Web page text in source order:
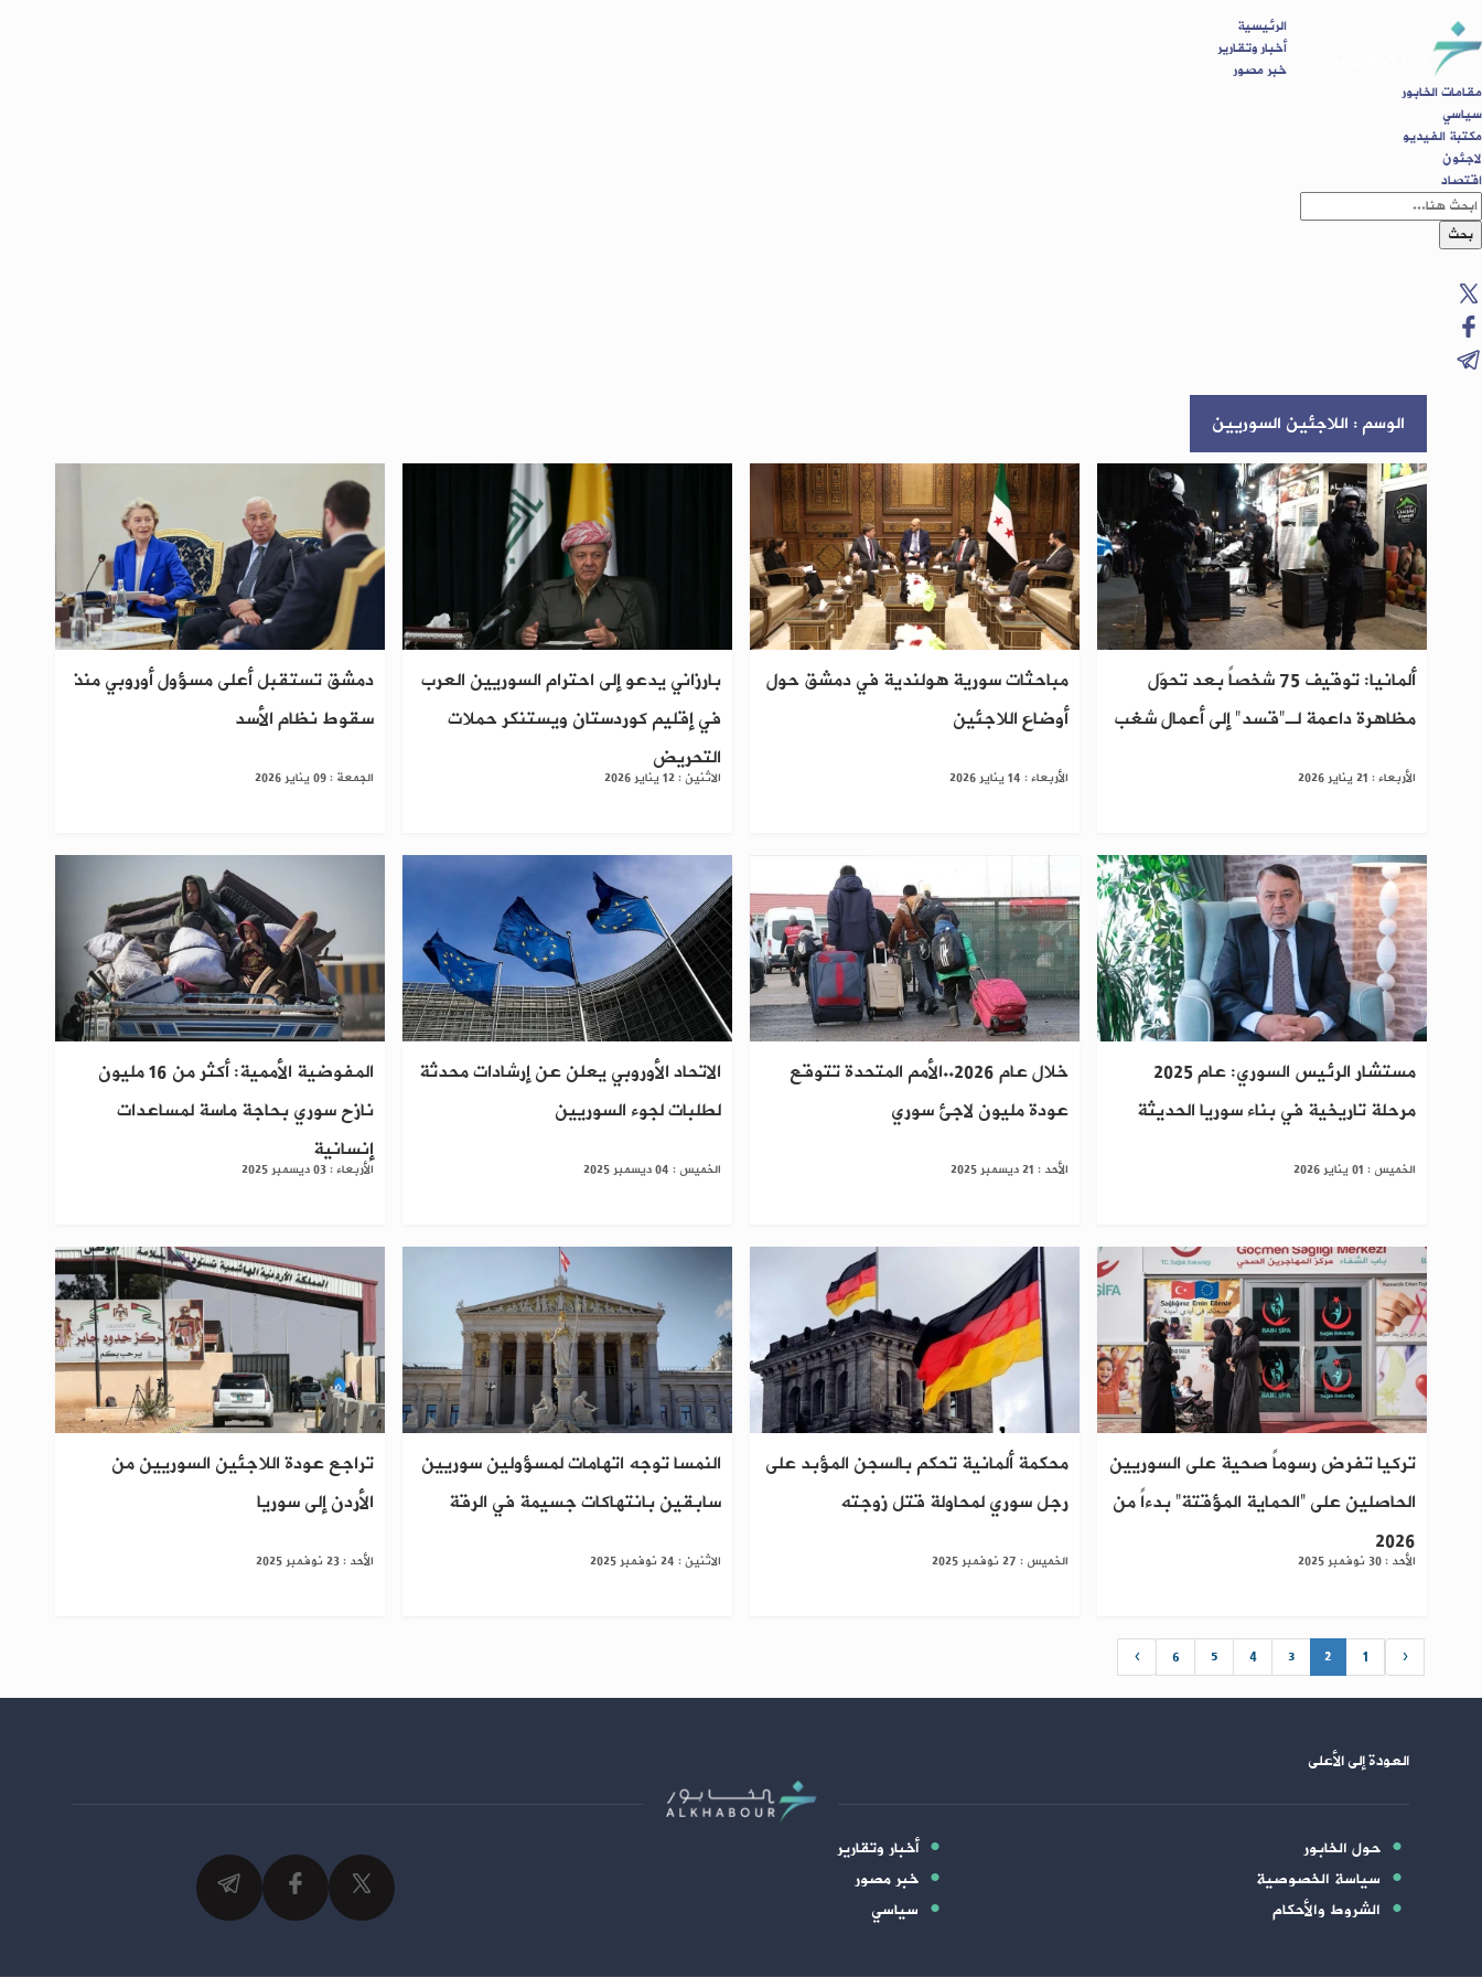
الرئيسية
أخبار وتقارير
خبر مصور
مقامات الخابور
سياسي
مكتبة الفيديو
لاجئون
اقتصاد
بحث
الوسم : اللاجئين السوريين
ألمانيا: توقيف 75 شخصاً بعد تحوّل
مظاهرة داعمة لـ"قسد" إلى أعمال شغب
الأربعاء : 21 يناير 2026
مباحثات سورية هولندية في دمشق حول
أوضاع اللاجئين
الأربعاء : 14 يناير 2026
بارزاني يدعو إلى احترام السوريين العرب
في إقليم كوردستان ويستنكر حملات
التحريض
الاثنين : 12 يناير 2026
دمشق تستقبل أعلى مسؤول أوروبي منذ
سقوط نظام الأسد
الجمعة : 09 يناير 2026
مستشار الرئيس السوري: عام 2025
مرحلة تاريخية في بناء سوريا الحديثة
الخميس : 01 يناير 2026
خلال عام 2026..الأمم المتحدة تتوقع
عودة مليون لاجئ سوري
الأحد : 21 ديسمبر 2025
الاتحاد الأوروبي يعلن عن إرشادات محدثة
لطلبات لجوء السوريين
الخميس : 04 ديسمبر 2025
المفوضية الأممية: أكثر من 16 مليون
نازح سوري بحاجة ماسة لمساعدات
إنسانية
الأربعاء : 03 ديسمبر 2025
تركيا تفرض رسوماً صحية على السوريين
الحاصلين على “الحماية المؤقتة” بدءاً من
2026
الأحد : 30 نوفمبر 2025
محكمة ألمانية تحكم بالسجن المؤبد على
رجل سوري لمحاولة قتل زوجته
الخميس : 27 نوفمبر 2025
النمسا توجه اتهامات لمسؤولين سوريين
سابقين بانتهاكات جسيمة في الرقة
الاثنين : 24 نوفمبر 2025
تراجع عودة اللاجئين السوريين من
الأردن إلى سوريا
الأحد : 23 نوفمبر 2025
‹
1
2
3
4
5
6
›
العودة إلى الأعلى
حول الخابور
سياسة الخصوصية
الشروط والأحكام
أخبار وتقارير
خبر مصور
سياسي